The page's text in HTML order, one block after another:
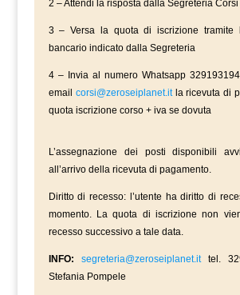
2 – Attendi la risposta dalla Segreteria Corsi
3 – Versa la quota di iscrizione tramite
bancario indicato dalla Segreteria
4 – Invia al numero Whatsapp
email corsi@zeroseiplanet.itla ricevuta di
quota iscrizione corso + iva se dovuta
L’assegnazione dei posti disponibili
all’arrivo della ricevuta di pagamento.
Diritto di recesso: l’utente ha diritto di
momento. La quota di iscrizione non
recesso successivo a tale data.
INFO: segreteria@zeroseiplanet.ittel.
Stefania Pompele